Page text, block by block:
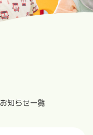
お知らせ一覧